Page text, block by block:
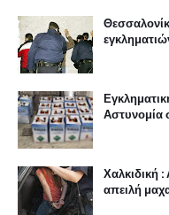
Αστυνομία
Χαλκιδική
απειλή